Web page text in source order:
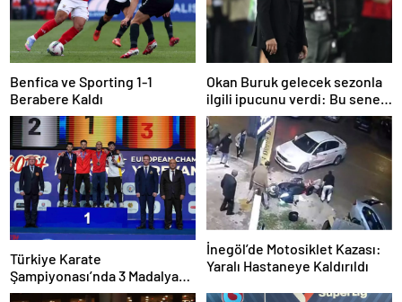
Benfica ve Sporting 1-1
Berabere Kaldı
Okan Buruk gelecek sezonla
ilgili ipucunu verdi: Bu sene
3, seneye de 4
Türkiye Karate
Şampiyonası’nda 3 Madalya
Kazandı
İnegöl’de Motosiklet Kazası:
Yaralı Hastaneye Kaldırıldı